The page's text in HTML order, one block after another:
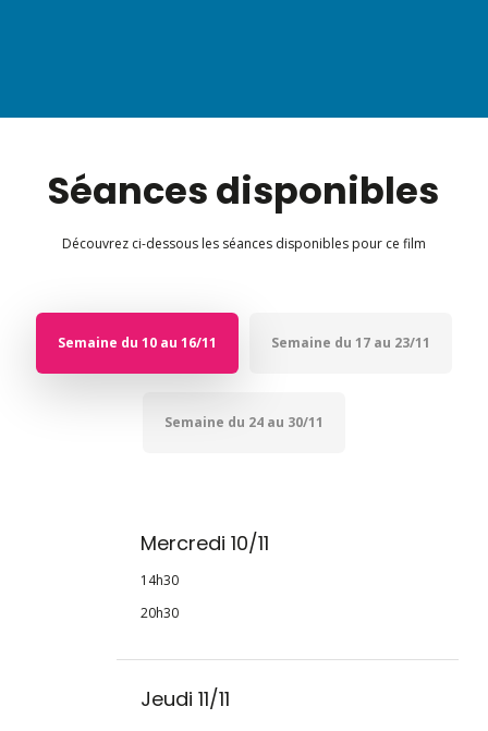
Séances disponibles
Découvrez ci-dessous les séances disponibles pour ce film
Semaine du 10 au 16/11 Semaine du 17 au 23/11
Semaine du 24 au 30/11
Mercredi 10/11
14h30
20h30
Jeudi 11/11